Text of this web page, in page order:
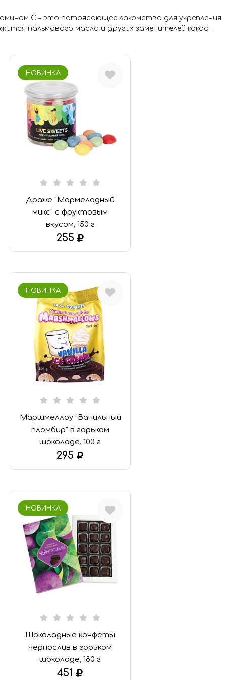
493
С – это потрясающее лакомство для укрепления
пальмового масла и других заменителей какао-
НОВИНКА
Драже "Мармеладный
микс" с фруктовым
вкусом, 150 г
255
НОВИНКА
Маршмеллоу "Ванильный
пломбир" в горьком
шоколаде, 100 г
295
НОВИНКА
Шоколадные конфеты
чернослив в горьком
шоколаде, 180 г
451